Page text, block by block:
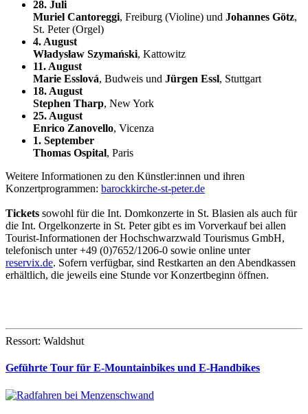
28. Juli
Muriel Cantoreggi, Freiburg (Violine) und Johannes Götz,
St. Peter (Orgel)
4. August
Władysław Szymański, Kattowitz
11. August
Marie Esslová, Budweis und Jürgen Essl, Stuttgart
18. August
Stephen Tharp, New York
25. August
Enrico Zanovello, Vicenza
1. September
Thomas Ospital, Paris
Weitere Informationen zu den Künstler:innen und ihren
Konzertprogrammen: barockkirche-st-peter.de
Tickets sowohl für die Int. Domkonzerte in St. Blasien als auch für
die Int. Orgelkonzerte in St. Peter gibt es im Vorverkauf bei allen
Tourist-Informationen der Hochschwarzwald Tourismus GmbH,
telefonisch unter +49 (0)7652/1206-0 sowie online unter
reservix.de. Sofern verfügbar, sind Restkarten an den Abendkassen
erhältlich, die jeweils eine Stunde vor Konzertbeginn öffnen.
Ressort: Waldshut
Geführte Tour für E-Mountainbikes und E-Handbikes